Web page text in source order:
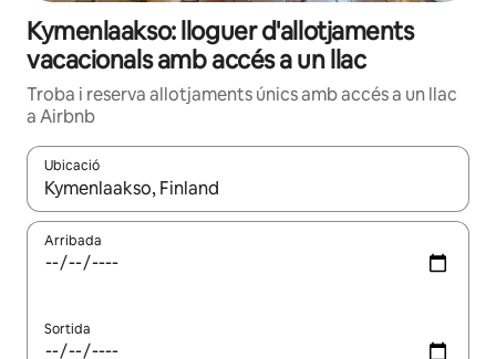
Kymenlaakso: lloguer d'allotjaments
vacacionals amb accés a un llac
Troba i reserva allotjaments únics amb accés a un llac
a Airbnb
Ubicació
Quan els resultats estiguin disponibles, podràs navegar-hi a
Arribada
Sortida